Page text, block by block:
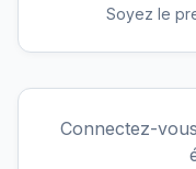
Soyez le
Connectez-